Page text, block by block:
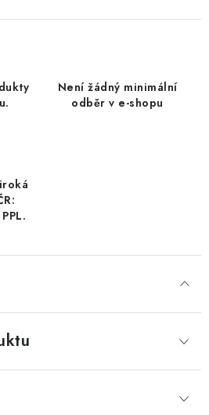
OMÁČKY
SÍŘENÉ / MERUŇKY
/ MANGO
/ JAHODY
Není žádný minimální
odběr v e-shopu